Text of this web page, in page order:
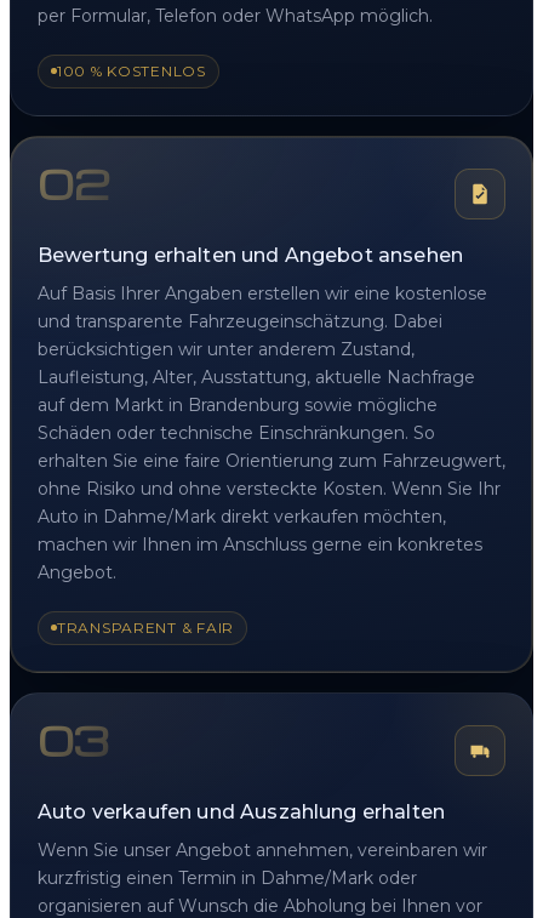
per Formular, Telefon oder WhatsApp möglich.
100 % KOSTENLOS
02
Bewertung erhalten und Angebot ansehen
Auf Basis Ihrer Angaben erstellen wir eine kostenlose
und transparente Fahrzeugeinschätzung. Dabei
berücksichtigen wir unter anderem Zustand,
Laufleistung, Alter, Ausstattung, aktuelle Nachfrage
auf dem Markt in Brandenburg sowie mögliche
Schäden oder technische Einschränkungen. So
erhalten Sie eine faire Orientierung zum Fahrzeugwert,
ohne Risiko und ohne versteckte Kosten. Wenn Sie Ihr
Auto in Dahme/Mark direkt verkaufen möchten,
machen wir Ihnen im Anschluss gerne ein konkretes
Angebot.
TRANSPARENT & FAIR
03
Auto verkaufen und Auszahlung erhalten
Wenn Sie unser Angebot annehmen, vereinbaren wir
kurzfristig einen Termin in Dahme/Mark oder
organisieren auf Wunsch die Abholung bei Ihnen vor